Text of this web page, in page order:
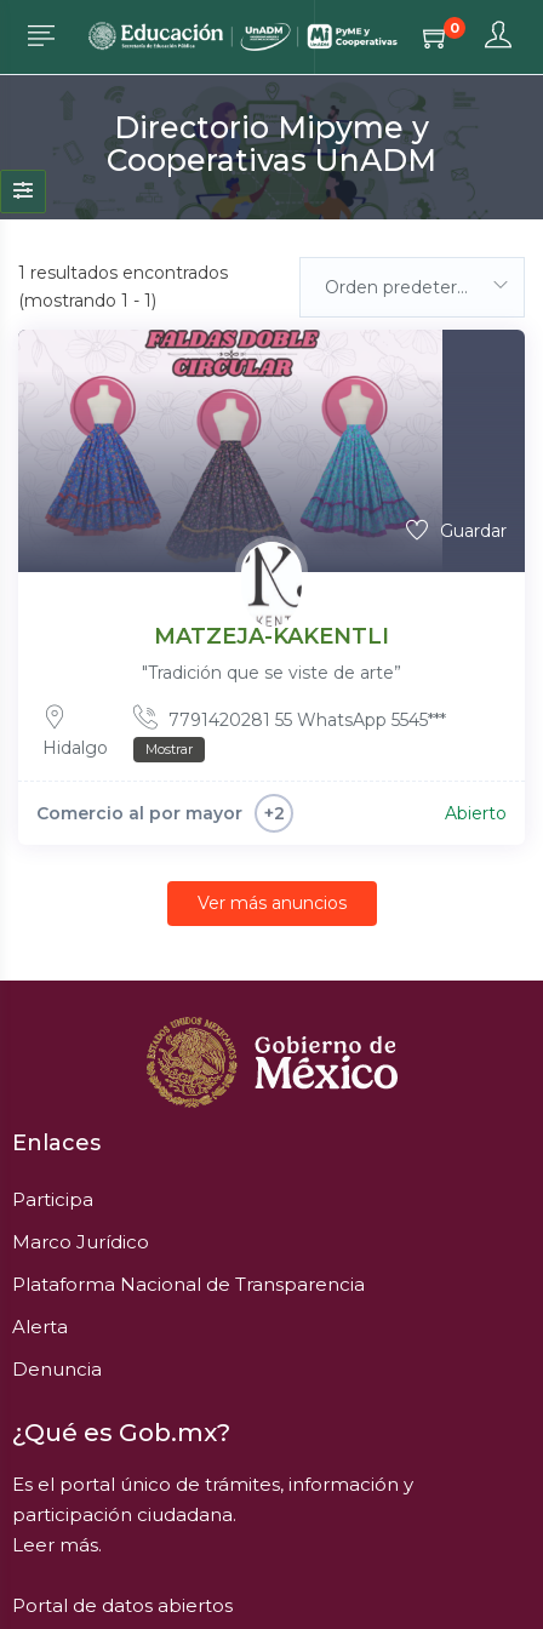
0
Directorio Mipyme y
Cooperativas UnADM
1 resultados encontrados
(mostrando 1 - 1)
Orden predeterminada
Guardar
MATZEJA-KAKENTLI
"Tradición que se viste de arte”
Hidalgo
7791420281 55 WhatsApp 5545***
Mostrar
Comercio al por mayor +2 Abierto
Ver más anuncios
Enlaces
Participa
Marco Jurídico
Plataforma Nacional de Transparencia
Alerta
Denuncia
¿Qué es Gob.mx?
Es el portal único de trámites, información y
participación ciudadana.
Leer más.
Portal de datos abiertos